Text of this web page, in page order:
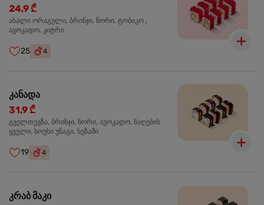
24,9 ₾
ახალი ორაგული, ბრინჯი, ნორი, ტობიკო ,
ავოკადო, კიტრი
25 4
კანადა
31,9 ₾
გველთევზა, ბრინჯი, ნორი, ავოკადო, ნაღების
ყველი, სოუსი უნაგი, სეზამი
19 4
კრაბ მაკი